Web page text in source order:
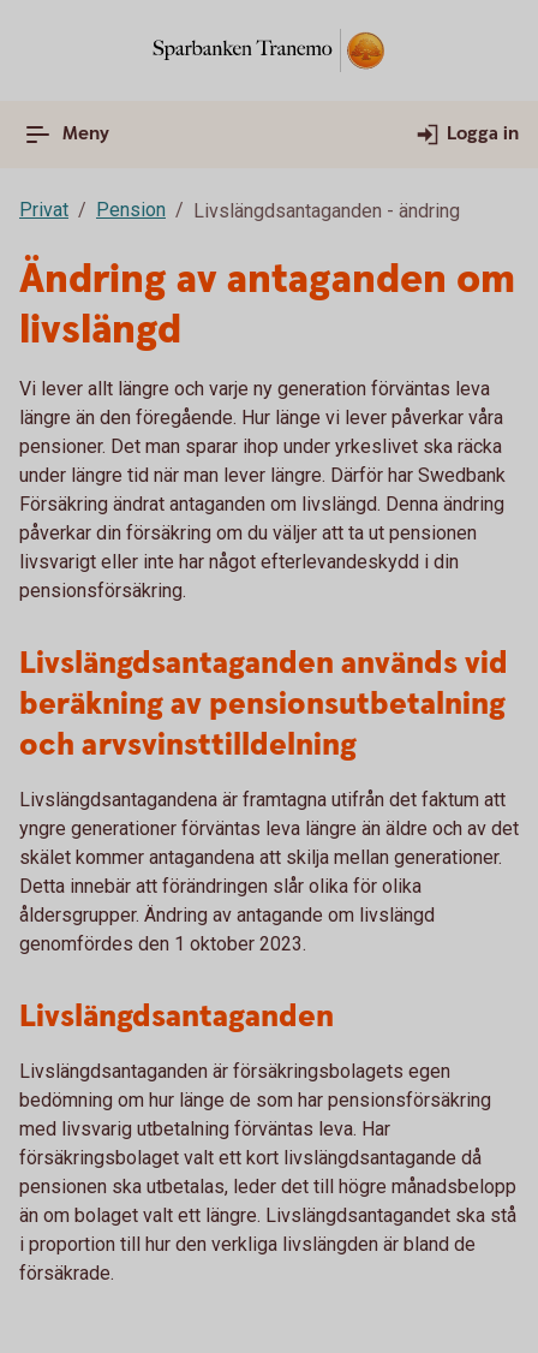
Meny Logga in
Privat Pension Livslängdsantaganden - ändring
Ändring av antaganden om
livslängd
Vi lever allt längre och varje ny generation förväntas leva
längre än den föregående. Hur länge vi lever påverkar våra
pensioner. Det man sparar ihop under yrkeslivet ska räcka
under längre tid när man lever längre. Därför har Swedbank
Försäkring ändrat antaganden om livslängd. Denna ändring
påverkar din försäkring om du väljer att ta ut pensionen
livsvarigt eller inte har något efterlevandeskydd i din
pensionsförsäkring.
Livslängdsantaganden används vid
beräkning av pensionsutbetalning
och arvsvinsttilldelning
Livslängdsantagandena är framtagna utifrån det faktum att
yngre generationer förväntas leva längre än äldre och av det
skälet kommer antagandena att skilja mellan generationer.
Detta innebär att förändringen slår olika för olika
åldersgrupper. Ändring av antagande om livslängd
genomfördes den 1 oktober 2023.
Livslängdsantaganden
Livslängdsantaganden är försäkringsbolagets egen
bedömning om hur länge de som har pensionsförsäkring
med livsvarig utbetalning förväntas leva. Har
försäkringsbolaget valt ett kort livslängdsantagande då
pensionen ska utbetalas, leder det till högre månadsbelopp
än om bolaget valt ett längre. Livslängdsantagandet ska stå
i proportion till hur den verkliga livslängden är bland de
försäkrade.